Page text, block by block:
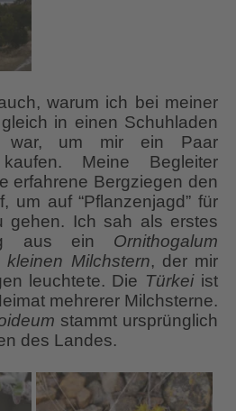
warum ich bei meiner
in einen Schuhladen
war, um mir ein Paar
Meine Begleiter
erfahrene Bergziegen den
um auf “Pflanzenjagd” für
gehen. Ich sah als erstes
aus ein Ornithogalum
kleinen Milchstern, der mir
leuchtete. Die Türkeiist
mehrerer Milchsterne.
stammt ursprünglich
des Landes.